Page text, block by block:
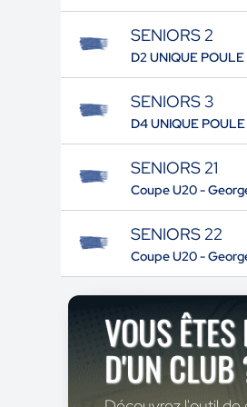
SENIORS 2
D2 UNIQUE POULE
SENIORS 3
D4 UNIQUE
SENIORS 21
Coupe U20 -
SENIORS 22
Coupe U20 -
VOUS
D'UN CLUB